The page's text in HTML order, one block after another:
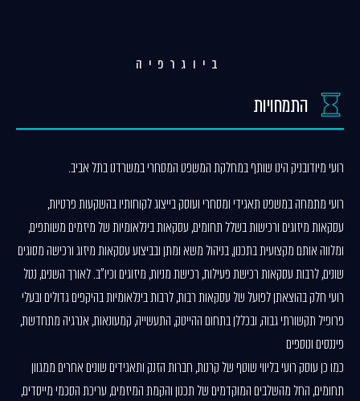
ביוגרפיה
התמחויות
רועי מיודובניק הינו שותף במחלקת המשפט המסחרי במשרדנו בתל אביב.
רועי מתמחה במשפט תאגידי ומסחרי ועוסק בייצוג לקוחותיו בהשקעות פרטיות,
עסקאות מיזוגים ורכישות בשלל תחומים, עסקאות בינלאומיות של מיזמים משותפים,
ומלווה אותם מקצועית בתכנון, בניהול משא ומתן ובביצוע עסקאות מיזוג ורכישה מסוגים
שונים, לרבות עסקאות רכישת פעילות, רכישת מניות, מיזוגים וכיו"ב. לאורך השנים, נטל
רועי חלק בהוצאתן לפועל של עסקאות רבות, לרבות בינלאומיות בהיקפים גדולים ובעלי
פרופיל תקשורתי גבוה, ובכללן בתחום ההייטק, התעשייה, קמעונאות, אנרגיה מתחדשת,
פיננסים ונוספים
כמו כן עוסק רועי בליווי שוטף של קרנות, חברות הזנק ותאגידים שונים אחרים ממגוון
תחומים, החל מהשלבים המוקדמים של תכנון והקמת המיזמים, עריכת הסכמי מייסדים,